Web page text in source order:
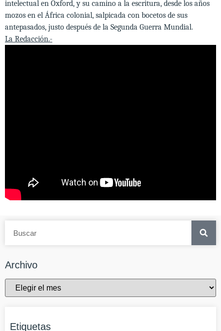
Archivo
Etiquetas
intelectual en Oxford, y su camino a la escritura, desde los años
mozos en el África colonial, salpicada con bocetos de sus
antepasados, justo después de la Segunda Guerra Mundial.
La Redacción.-